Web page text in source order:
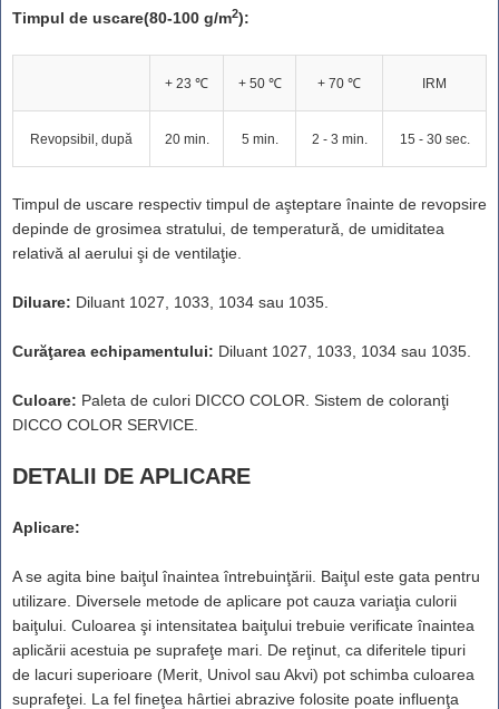
Timpul de uscare(80-100 g/m2):
+ 23 ℃ + 50 ℃ + 70 ℃ IRM
Revopsibil, după 20 min. 5 min. 2 - 3 min. 15 - 30 sec.
Timpul de uscare respectiv timpul de aşteptare înainte de revopsire
depinde de grosimea stratului, de temperatură, de umiditatea
relativă al aerului şi de ventilaţie.
Diluare: Diluant 1027, 1033, 1034 sau 1035.
Curăţarea echipamentului: Diluant 1027, 1033, 1034 sau 1035.
Culoare: Paleta de culori DICCO COLOR. Sistem de coloranţi
DICCO COLOR SERVICE.
DETALII DE APLICARE
Aplicare:
A se agita bine baiţul înaintea întrebuinţării. Baiţul este gata pentru
utilizare. Diversele metode de aplicare pot cauza variaţia culorii
baiţului. Culoarea şi intensitatea baiţului trebuie verificate înaintea
aplicării acestuia pe suprafeţe mari. De reţinut, ca diferitele tipuri
de lacuri superioare (Merit, Univol sau Akvi) pot schimba culoarea
suprafeţei. La fel fineţea hârtiei abrazive folosite poate influenţa